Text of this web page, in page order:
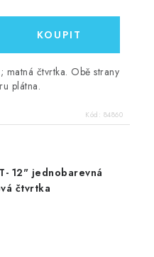
čtvrtka. Obě strany
plátna.
Kód: 84860
12" jednobarevná
čtvrtka